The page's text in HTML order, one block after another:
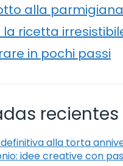
alla
la ricetta
in pochi passi
recientes
definitiva alla torta
idee creative con